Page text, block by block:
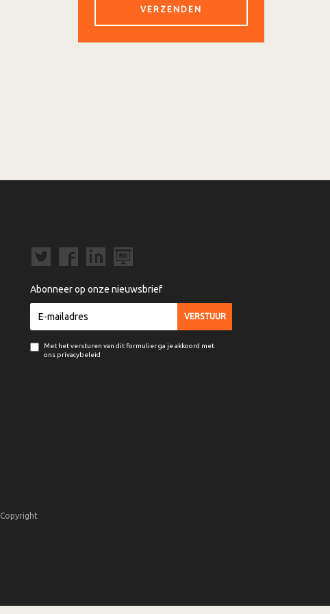
Abonneer op onze nieuwsbrief
Met het versturen van dit formulier ga je akkoord met
ons privacybeleid
Copyright